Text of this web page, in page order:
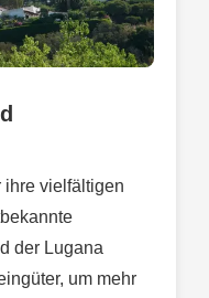
ihre vielfältigen
der Lugana
um mehr